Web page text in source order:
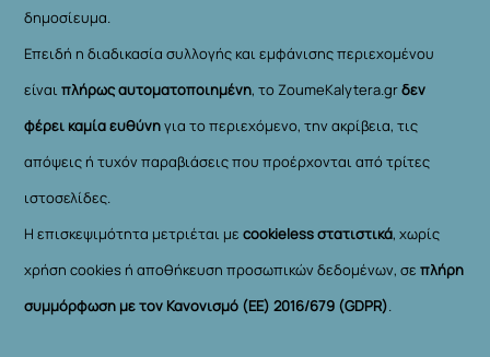
δημοσίευμα.
Επειδή η διαδικασία συλλογής και εμφάνισης περιεχομένου
είναιπλήρως αυτοματοποιημένη, το ZoumeKalytera.grδεν
φέρει καμία ευθύνηγια το περιεχόμενο, την ακρίβεια, τις
απόψεις ή τυχόν παραβιάσεις που προέρχονται από τρίτες
ιστοσελίδες.
Η επισκεψιμότητα μετριέται μεcookieless στατιστικά, χωρίς
χρήση cookies ή αποθήκευση προσωπικών δεδομένων, σεπλήρη
συμμόρφωση με τον Κανονισμό (ΕΕ) 2016/679 (GDPR).